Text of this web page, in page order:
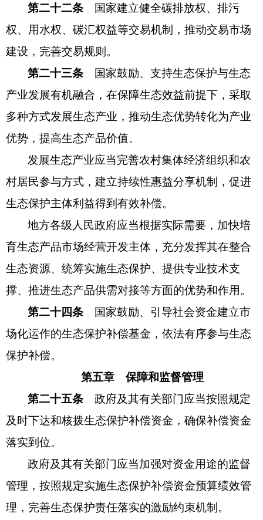
第二十二条 国家建立健全碳排放权、排污
权、用水权、碳汇权益等交易机制，推动交易市场
建设，完善交易规则。
第二十三条 国家鼓励、支持生态保护与生态
产业发展有机融合，在保障生态效益前提下，采取
多种方式发展生态产业，推动生态优势转化为产业
优势，提高生态产品价值。
发展生态产业应当完善农村集体经济组织和农
村居民参与方式，建立持续性惠益分享机制，促进
生态保护主体利益得到有效补偿。
地方各级人民政府应当根据实际需要，加快培
育生态产品市场经营开发主体，充分发挥其在整合
生态资源、统筹实施生态保护、提供专业技术支
撑、推进生态产品供需对接等方面的优势和作用。
第二十四条 国家鼓励、引导社会资金建立市
场化运作的生态保护补偿基金，依法有序参与生态
保护补偿。
第五章 保障和监督管理
第二十五条 政府及其有关部门应当按照规定
及时下达和核拨生态保护补偿资金，确保补偿资金
落实到位。
政府及其有关部门应当加强对资金用途的监督
管理，按照规定实施生态保护补偿资金预算绩效管
理，完善生态保护责任落实的激励约束机制。